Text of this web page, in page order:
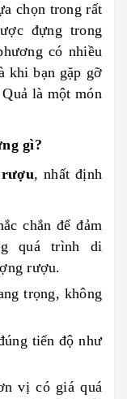
chọn trong rất
đựng trong
có nhiều
khi bạn gặp gỡ
là một món
gì?
, nhất định
chắn để đảm
quá trình di
rượu.
trọng, không
tiến độ như
vị có giá quá